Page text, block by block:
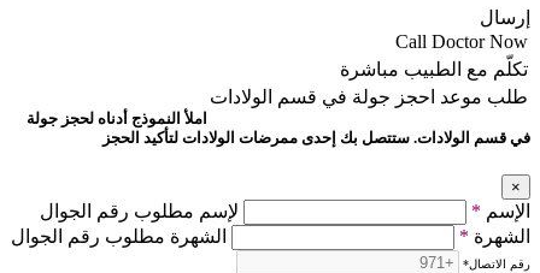
إرسال
Call Doctor Now
تكلّم مع الطبيب مباشرة
طلب موعد احجز جولة في قسم الولادات
املأ النموذج أدناه لحجز جولة
في قسم الولادات. ستتصل بك إحدى ممرضات الولادات لتأكيد الحجز
×
الإسم *
لإسم مطلوب رقم الجوال
الشهرة * الشهرة مطلوب رقم الجوال
رقم الاتصال*